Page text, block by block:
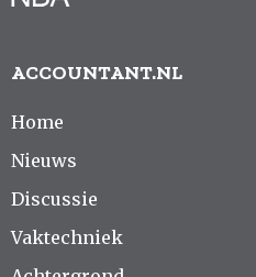
ACCOUNTANT.NL
Home
Nieuws
Discussie
Vaktechniek